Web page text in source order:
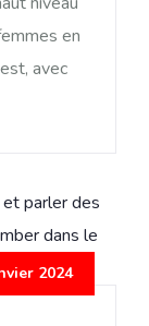
en
avec
2024